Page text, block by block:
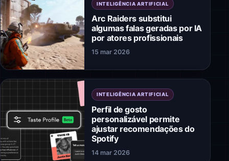
INTELIGÊNCIA ARTIFICIAL
Arc Raiders substitui
algumas falas geradas por IA
por atores profissionais
15 mar 2026
INTELIGÊNCIA ARTIFICIAL
Perfil de gosto
personalizável permite
ajustar recomendações do
Spotify
14 mar 2026